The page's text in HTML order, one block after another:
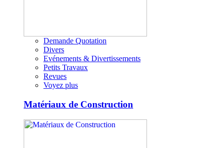
Demande Quotation
Divers
Evénements & Divertissements
Petits Travaux
Revues
Voyez plus
Matériaux de Construction